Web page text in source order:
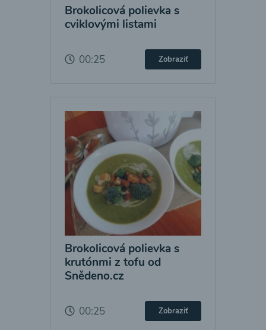
Brokolicová polievka s
cviklovými listami
00:25 Zobraziť
Brokolicová polievka s
krutónmi z tofu od
Snědeno.cz
00:25 Zobraziť